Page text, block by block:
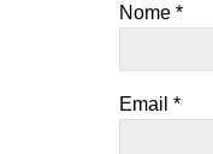
Nome *
Email *